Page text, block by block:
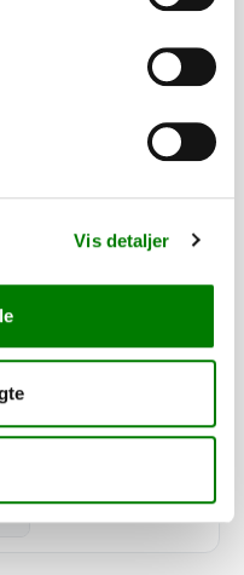
Vis detaljer
31,00
ekskl. moms
til 220/713/1013
+